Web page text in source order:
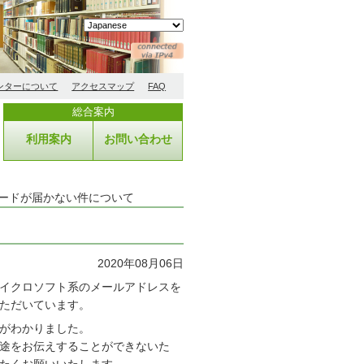
ターについて アクセスマップ FAQ
総合案内
利用案内 お問い合わせ
ドが届かない件について
2020年08月06日
クロソフト系のメールアドレスを
だいています。
わかりました。
をお伝えすることができないた